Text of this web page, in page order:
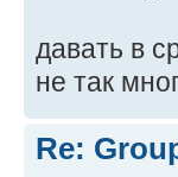
давать в
не так
Re: